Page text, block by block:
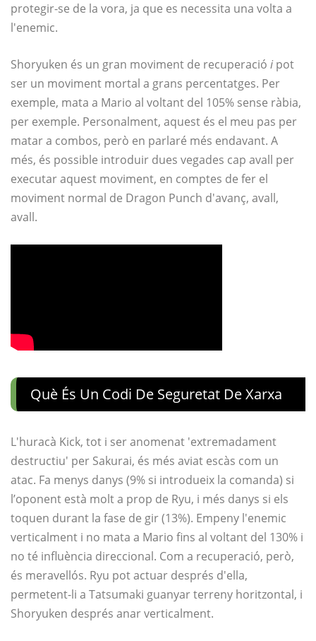
protegir-se de la vora, ja que es necessita una volta a
l'enemic.
Shoryuken és un gran moviment de recuperació i pot
ser un moviment mortal a grans percentatges. Per
exemple, mata a Mario al voltant del 105% sense ràbia,
per exemple. Personalment, aquest és el meu pas per
matar a combos, però en parlaré més endavant. A
més, és possible introduir dues vegades cap avall per
executar aquest moviment, en comptes de fer el
moviment normal de Dragon Punch d'avanç, avall,
avall.
Què És Un Codi De Seguretat De Xarxa
L'huracà Kick, tot i ser anomenat 'extremadament
destructiu' per Sakurai, és més aviat escàs com un
atac. Fa menys danys (9% si introdueix la comanda) si
l’oponent està molt a prop de Ryu, i més danys si els
toquen durant la fase de gir (13%). Empeny l'enemic
verticalment i no mata a Mario fins al voltant del 130% i
no té influència direccional. Com a recuperació, però,
és meravellós. Ryu pot actuar després d'ella,
permetent-li a Tatsumaki guanyar terreny horitzontal, i
Shoryuken després anar verticalment.